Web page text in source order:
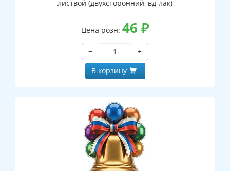
листвой (двухсторонний, вд-лак)
Цена розн: 46 ₽
−
+
В корзину